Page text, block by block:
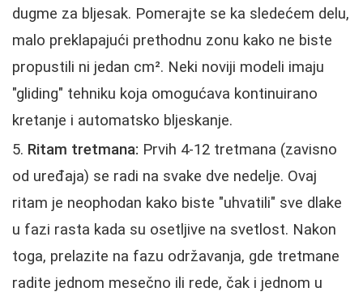
dugme za bljesak. Pomerajte se ka sledećem delu,
malo preklapajući prethodnu zonu kako ne biste
propustili ni jedan cm². Neki noviji modeli imaju
"gliding" tehniku koja omogućava kontinuirano
kretanje i automatsko bljeskanje.
Ritam tretmana: Prvih 4-12 tretmana (zavisno
od uređaja) se radi na svake dve nedelje. Ovaj
ritam je neophodan kako biste "uhvatili" sve dlake
u fazi rasta kada su osetljive na svetlost. Nakon
toga, prelazite na fazu održavanja, gde tretmane
radite jednom mesečno ili rede, čak i jednom u